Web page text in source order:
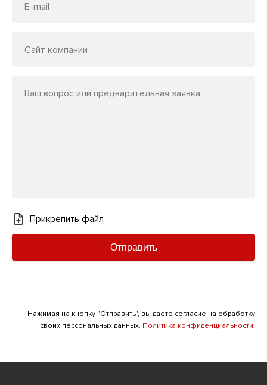
E-mail
Сайт компании
Ваш вопрос или предварительная заявка
Прикрепить файл
Отправить
Нажимая на кнопку "Отправить", вы даете согласие на обработку
своих персональных данных. Политика конфиденциальности.